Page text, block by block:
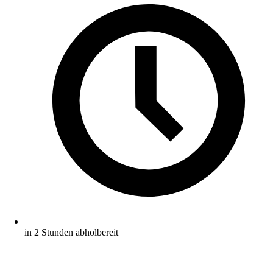
in 2 Stunden abholbereit